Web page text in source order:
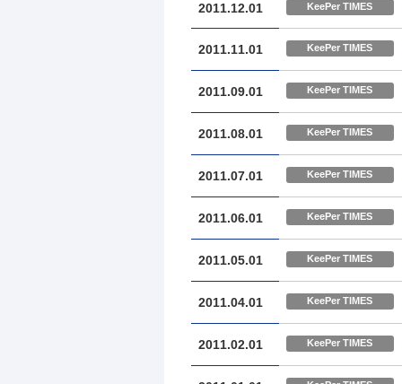
2011.12.01 KeePer TIMES
2011.11.01 KeePer TIMES
2011.09.01 KeePer TIMES
2011.08.01 KeePer TIMES
2011.07.01 KeePer TIMES
2011.06.01 KeePer TIMES
2011.05.01 KeePer TIMES
2011.04.01 KeePer TIMES
2011.02.01 KeePer TIMES